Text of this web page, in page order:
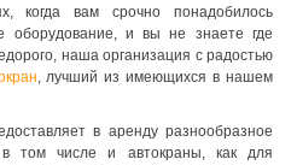
когда вам срочно понадобилось
оборудование, и вы не знаете где
наша организация с радостью
, лучший из имеющихся в нашем
в аренду разнообразное
в том числе и автокраны, как для